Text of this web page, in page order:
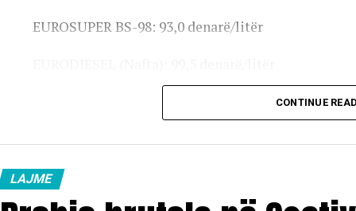
EUROSUPER BS-98: 93,0 denarë/litër
Vaji ekstra i lehtë (EL-1): 98,5 denarë/litërCONTINUE
LAJME